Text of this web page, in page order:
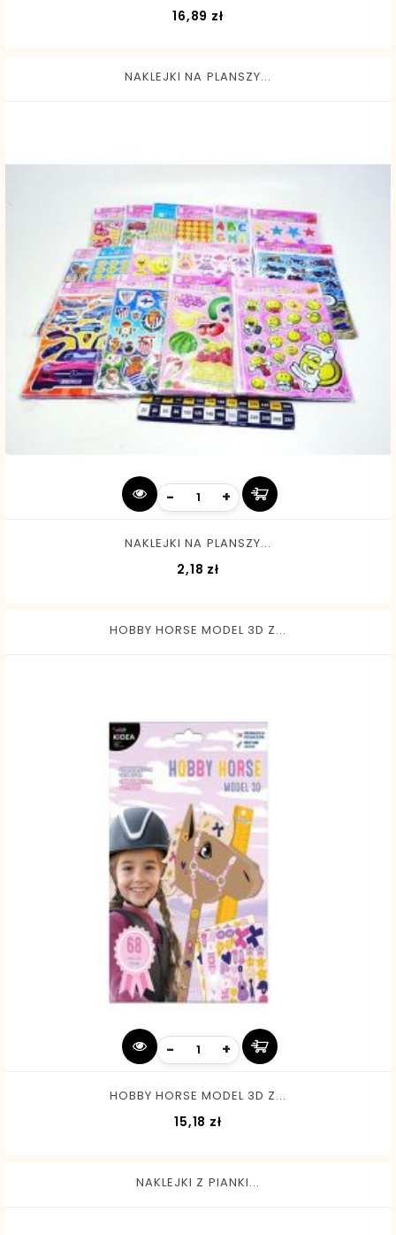
16,89 zł
NAKLEJKI NA PLANSZY...
- +
NAKLEJKI NA PLANSZY...
2,18 zł
HOBBY HORSE MODEL 3D Z...
- +
HOBBY HORSE MODEL 3D Z...
15,18 zł
NAKLEJKI Z PIANKI...